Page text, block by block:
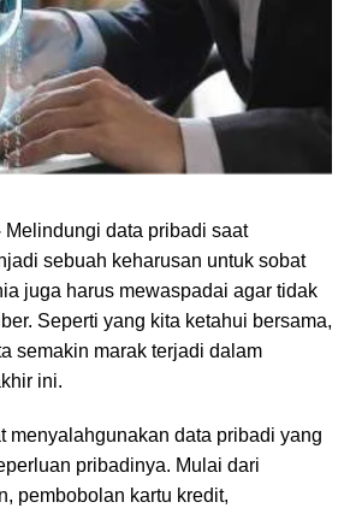
Melindungi data pribadi saat
sebuah keharusan untuk sobat
juga harus mewaspadai agar tidak
Seperti yang kita ketahui bersama,
semakin marak terjadi dalam
ini.
menyalahgunakan data pribadi yang
pribadinya. Mulai dari
pembobolan kartu kredit,